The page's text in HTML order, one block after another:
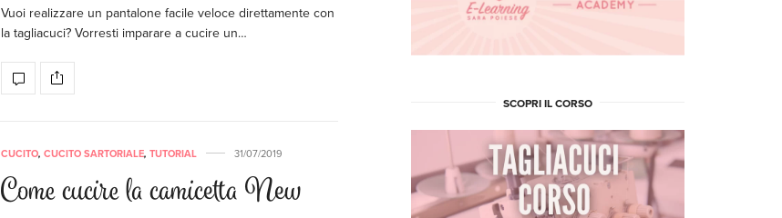
Vuoi realizzare un pantalone facile veloce direttamente con
la tagliacuci? Vorresti imparare a cucire un…
CUCITO, CUCITO SARTORIALE, TUTORIAL 31/07/2019
Come cucire la camicetta New
SCOPRI IL CORSO